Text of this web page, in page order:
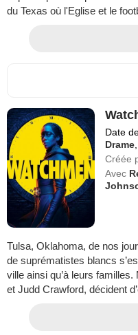
du Texas où l'Eglise et le
Date
Drame
Créée
Avec
Tulsa, Oklahoma, de nos
de suprématistes blancs
ville ainsi qu’à leurs
et Judd Crawford, décident